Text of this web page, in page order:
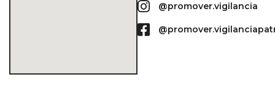
@promover.vigilancia